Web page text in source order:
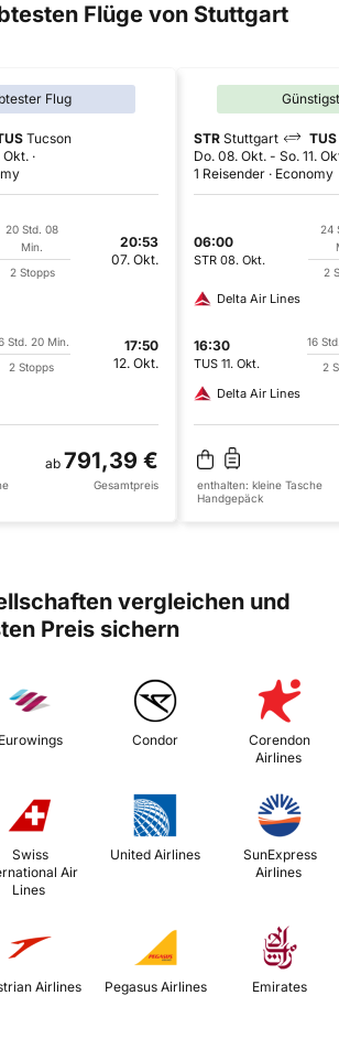
Flüge von Stuttgart
Flug
Tucson
Okt.
20 Std. 08
Min.
2 Stopps
20:53
07. Okt.
Std. 20 Min.
2 Stopps
17:50
12. Okt.
ab 791,39 €
Gesamtpreis
STR Stuttgart
TUS
Do. 08. Okt. - So. 11.
1 Reisender
Economy
06:00
STR 08. Okt.
24
2
Delta Air Lines
16:30
TUS 11. Okt.
16
2
Delta Air Lines
enthalten: kleine Tasche
Handgepäck
vergleichen und
Preis sichern
Eurowings Condor
Corendon
Airlines
Air
Lines
United Airlines
Airlines
Austrian Airlines Emirates